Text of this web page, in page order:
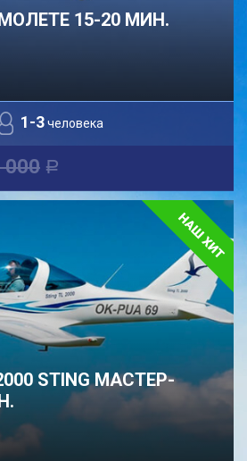
15-20 МИН.
1-3человека
000 a
STING МАСТЕР-